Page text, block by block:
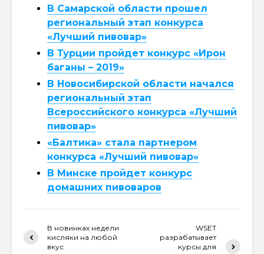
В Самарской области прошел
региональный этап конкурса
«Лучший пивовар»
В Турции пройдет конкурс «Ирон
баганы – 2019»
В Новосибирской области начался
региональный этап
Всероссийского конкурса «Лучший
пивовар»
«Балтика» стала партнером
конкурса «Лучший пивовар»
В Минске пройдет конкурс
домашних пивоваров
В новинках недели
кисляки на любой
вкус
WSET
разрабатывает
курсы для